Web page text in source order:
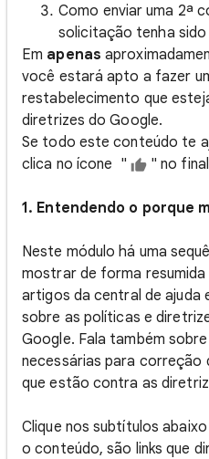
Como enviar uma 2ª
solicitação tenha sido
Em apenas
você estará apto a fazer
restabelecimento que
diretrizes do Google.
Se todo este conteúdo te
clica no ícone "
" no final
1. Entendendo o porque
Neste módulo há uma
mostrar de forma resumida
artigos da central de ajuda
sobre as políticas e
Google. Fala também
necessárias para
que estão contra as
Clique nos subtítulos
o conteúdo, são links que